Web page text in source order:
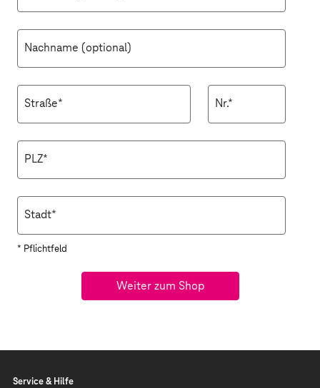
Nachname (optional)
Straße* Nr.*
PLZ*
Stadt*
* Pflichtfeld
Weiter zum Shop
Service & Hilfe